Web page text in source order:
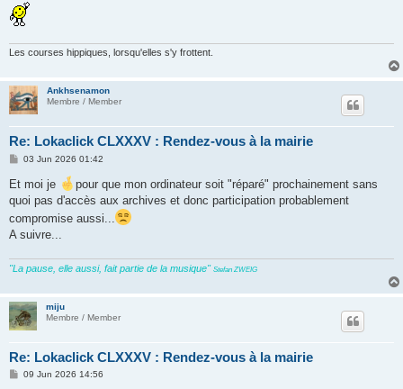
Les courses hippiques, lorsqu'elles s'y frottent.
Ankhsenamon
Membre / Member
Re: Lokaclick CLXXXV : Rendez-vous à la mairie
P
s
t
03 Jun 2026 01:42
Et moi je
pour que mon ordinateur soit "réparé" prochainement sans
quoi pas d'accès aux archives et donc participation probablement
compromise aussi...
A suivre...
"La pause, elle aussi, fait partie de la musique" Stefan ZWEIG
miju
Membre / Member
Re: Lokaclick CLXXXV : Rendez-vous à la mairie
P09 Jun 2026 14:56